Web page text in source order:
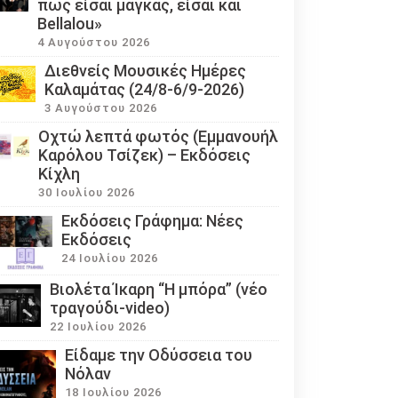
πως είσαι μάγκας, είσαι και
Bellalou»
4 Αυγούστου 2026
Διεθνείς Μουσικές Ημέρες
Καλαμάτας (24/8-6/9-2026)
3 Αυγούστου 2026
Οχτώ λεπτά φωτός (Εμμανουήλ
Καρόλου Τσίζεκ) – Εκδόσεις
Κίχλη
30 Ιουλίου 2026
Εκδόσεις Γράφημα: Νέες
Εκδόσεις
24 Ιουλίου 2026
Βιολέτα Ίκαρη “Η μπόρα” (νέο
τραγούδι-video)
22 Ιουλίου 2026
Eίδαμε την Οδύσσεια του
Νόλαν
18 Ιουλίου 2026